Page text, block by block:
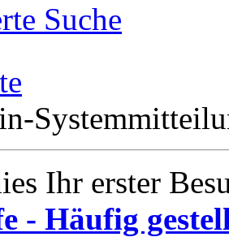
Suche
Ihr erster
- Häufig